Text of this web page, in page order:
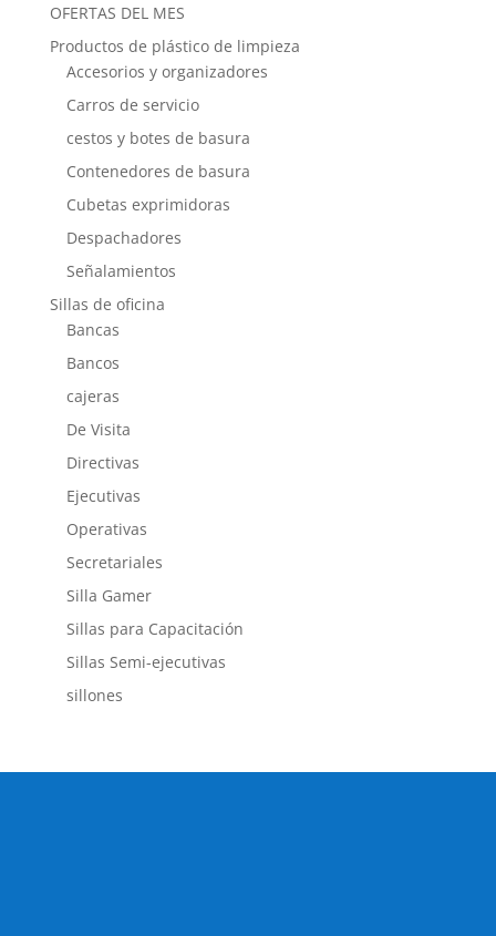
OFERTAS DEL MES
Productos de plástico de limpieza
Accesorios y organizadores
Carros de servicio
cestos y botes de basura
Contenedores de basura
Cubetas exprimidoras
Despachadores
Señalamientos
Sillas de oficina
Bancas
Bancos
cajeras
De Visita
Directivas
Ejecutivas
Operativas
Secretariales
Silla Gamer
Sillas para Capacitación
Sillas Semi-ejecutivas
sillones